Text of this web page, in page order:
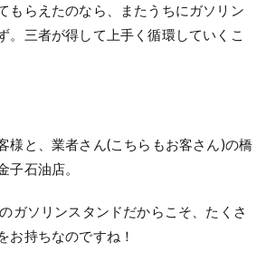
もらえたのなら、またうちにガソリン
。三者が得して上手く循環していくこ
様と、業者さん(こちらもお客さん)の橋
子石油店。
ガソリンスタンドだからこそ、たくさ
お持ちなのですね！